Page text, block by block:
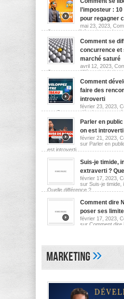
l’imposteur :
pour regagner
mai 23, 2023,
Comment se libérer du
stratégies efficaces pour
Comment se
concurrence et
marché saturé
avril 12, 2023,
Comment se différencier de la
lot sur un marché saturé
Comment
faire des
introverti
février 23, 2023,
sur Comment développer son
rencontres quand on est introverti
Parler en public
on est introverti
février 21, 2023,
sur Parler en
est introverti
Suis-je timide,
extraverti ?
février 17, 2023,
sur Suis-je timide,
Quelle différence ?
Comment dire
poser ses
février 17, 2023,
sur Comment dire
Marketing»